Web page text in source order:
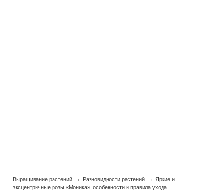
Выращивание растений → Разновидности растений →
Яркие и
эксцентричные розы «Моника»: особенности и правила ухода